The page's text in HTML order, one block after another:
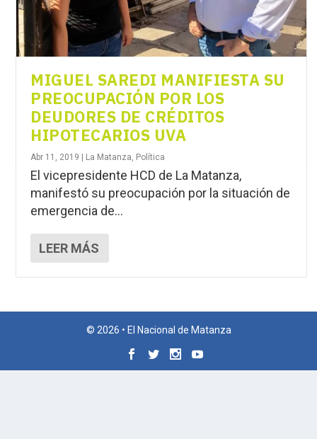
MIGUEL SAREDI MANIFIESTA SU
PREOCUPACIÓN POR LOS
DEUDORES DE CRÉDITOS
HIPOTECARIOS UVA
Abr 11, 2019 La Matanza, Política
El vicepresidente HCD de La Matanza,
manifestó su preocupación por la situación de
emergencia de...
LEER MÁS
© 2026 • El Nacional de Matanza